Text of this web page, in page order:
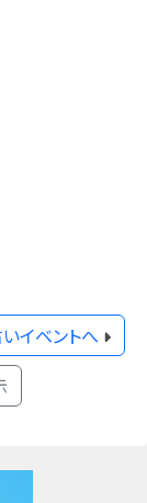
イベントへ